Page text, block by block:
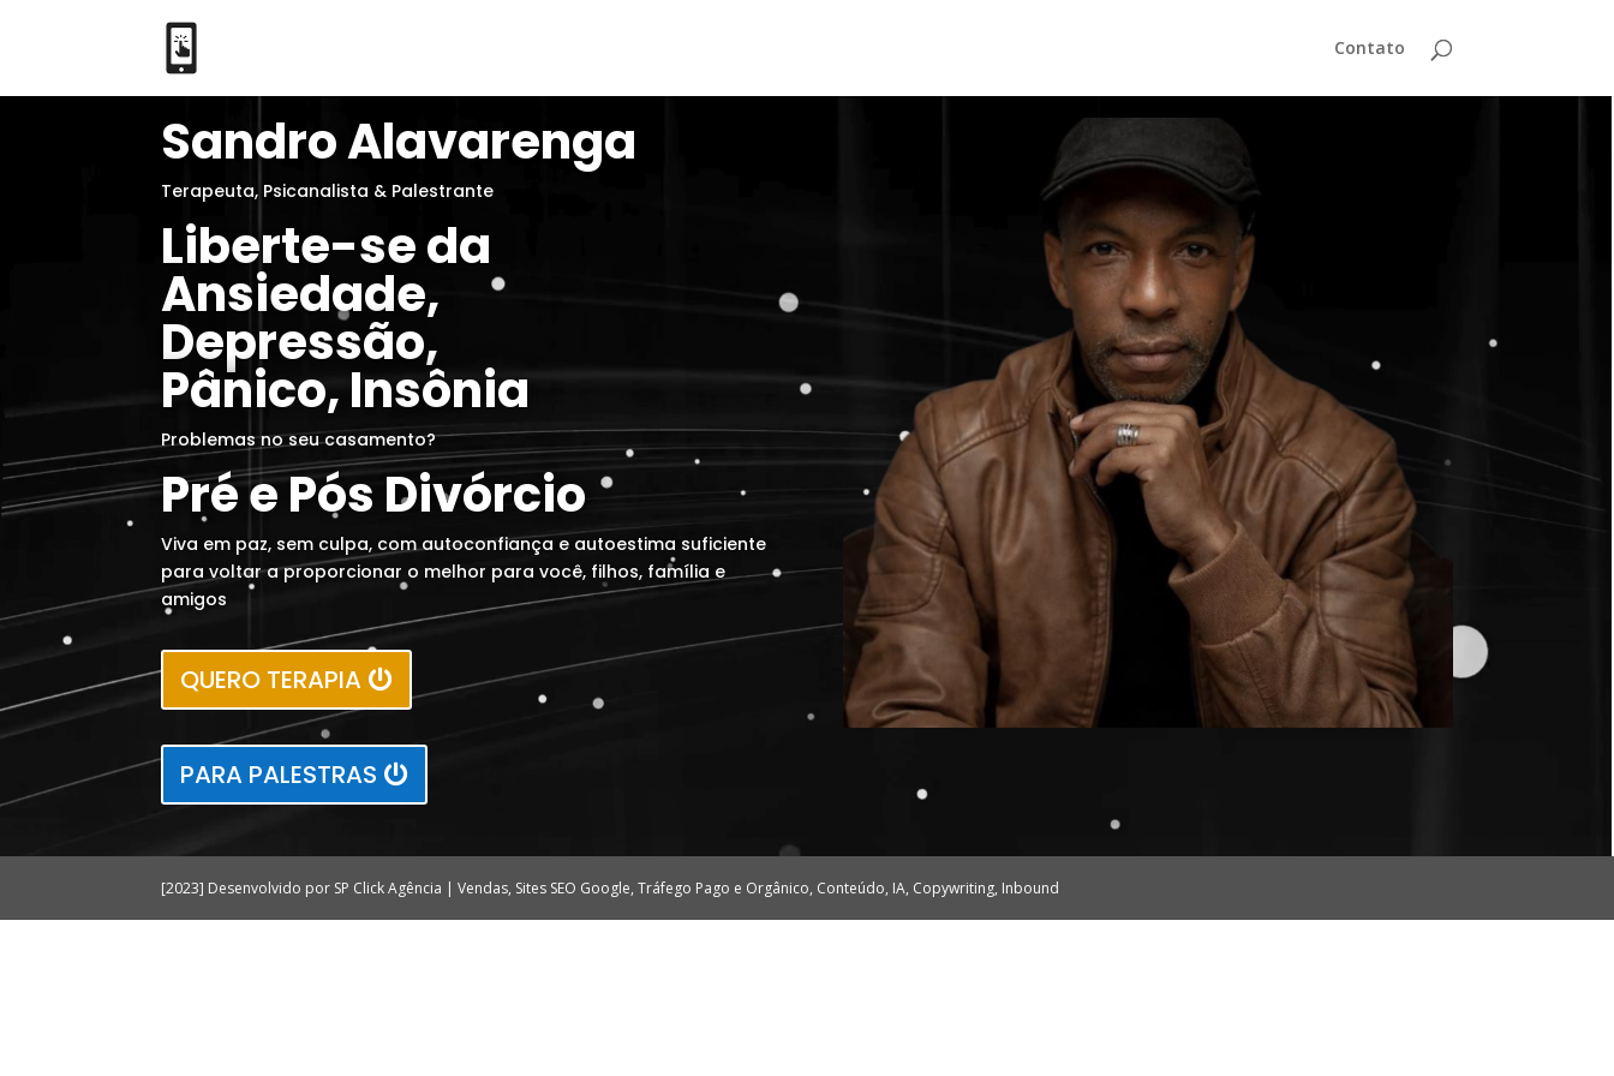
Contato
Sandro Alavarenga
Terapeuta, Psicanalista & Palestrante
Liberte-se da
Ansiedade,
Depressão,
Pânico, Insônia
Problemas no seu casamento?
Pré e Pós Divórcio
Viva em paz, sem culpa, com autoconfiança e autoestima suficiente
para voltar a proporcionar o melhor para você, filhos, família e
amigos
QUERO TERAPIA
PARA PALESTRAS
[2023] Desenvolvido por SP Click Agência | Vendas, Sites SEO Google, Tráfego Pago e Orgânico, Conteúdo, IA, Copywriting, Inbound